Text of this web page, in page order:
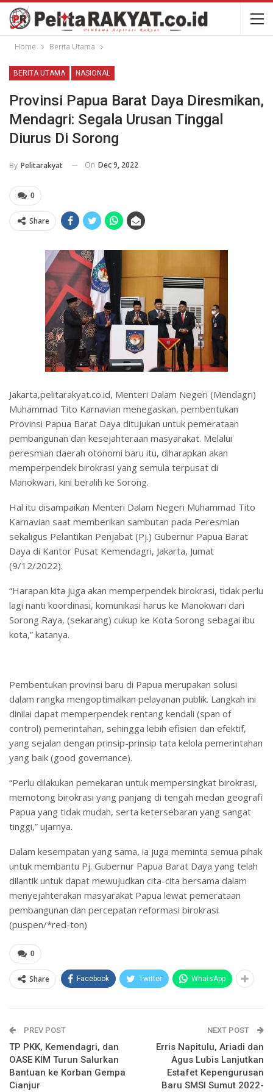
Home Berita Utama
BERITA UTAMA NASIONAL
Provinsi Papua Barat Daya Diresmikan,
Mendagri: Segala Urusan Tinggal
Diurus Di Sorong
By Pelitarakyat On Dec 9, 2022
0
Share
Jakarta,pelitarakyat.co.id, Menteri Dalam Negeri (Mendagri)
Muhammad Tito Karnavian menegaskan, pembentukan
Provinsi Papua Barat Daya ditujukan untuk pemerataan
pembangunan dan kesejahteraan masyarakat. Melalui
peresmian daerah otonomi baru itu, diharapkan akan
memperpendek birokrasi yang semula terpusat di
Manokwari, kini beralih ke Sorong.
Hal itu disampaikan Menteri Dalam Negeri Muhammad Tito
Karnavian saat memberikan sambutan pada Peresmian
sekaligus Pelantikan Penjabat (Pj.) Gubernur Papua Barat
Daya di Kantor Pusat Kemendagri, Jakarta, Jumat
(9/12/2022).
“Harapan kita juga akan memperpendek birokrasi, tidak perlu
lagi nanti koordinasi, komunikasi harus ke Manokwari dari
Sorong Raya, (sekarang) cukup ke Kota Sorong sebagai ibu
kota,” katanya.
Pembentukan provinsi baru di Papua merupakan solusi
dalam rangka mengoptimalkan pelayanan publik. Langkah ini
dinilai dapat memperpendek rentang kendali (span of
control) pemerintahan, sehingga lebih efisien dan efektif,
yang sejalan dengan prinsip-prinsip tata kelola pemerintahan
yang baik (good governance).
“Perlu dilakukan pemekaran untuk mempersingkat birokrasi,
memotong birokrasi yang panjang di tengah medan geografi
Papua yang tidak mudah, serta ketersebaran yang sangat
tinggi,” ujarnya.
Dalam kesempatan yang sama, ia juga meminta semua pihak
untuk membantu Pj. Gubernur Papua Barat Daya yang telah
dilantik untuk dapat mewujudkan cita-cita bersama dalam
menyejahterakan masyarakat Papua lewat pemerataan
pembangunan dan percepatan reformasi birokrasi.
(puspen/*red-ton)
0
Share Facebook Twitter WhatsApp
PREV POST
TP PKK, Kemendagri, dan
OASE KIM Turun Salurkan
Bantuan ke Korban Gempa
Cianjur
NEXT POST
Erris Napitulu, Ariadi dan
Agus Lubis Lanjutkan
Estafet Kepengurusan
Baru SMSI Sumut 2022-